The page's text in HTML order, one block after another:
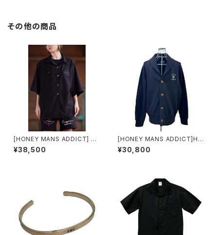
その他の商品
[HONEY MANS ADDICT] CA
Tオープンカラーシャツ
¥38,500
[HONEY MANS ADDICT]HM
A cardigan
¥30,800